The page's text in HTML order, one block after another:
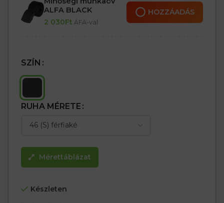
ALFA BLACK
2 030Ft ÁFA-val
HOZZÁADÁS
SZÍN
RUHA MÉRETE
Mérettáblázat
Készleten